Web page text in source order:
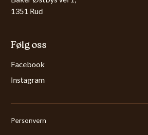
1351 Rud
Følg oss
Facebook
Instagram
Personvern